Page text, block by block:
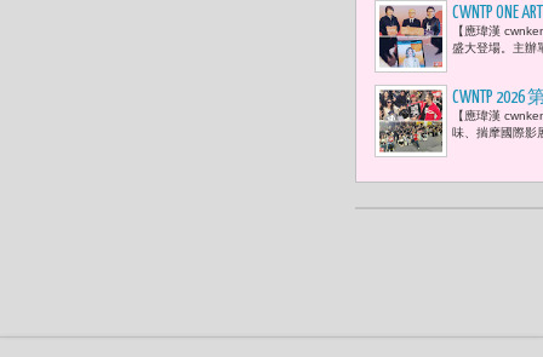
CWNTP
【應瑋漢
盛大登場。主辦
CWNTP
戴立忍、
【應瑋漢
味、揣摩國際影